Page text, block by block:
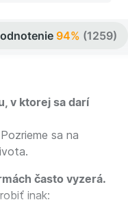
94% (1259)
v ktorej sa darí
sa na
často vyzerá.
inak: